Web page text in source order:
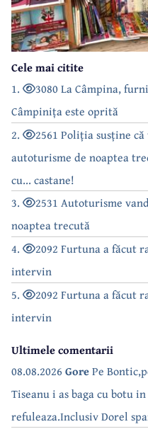
Cele mai citite
1.
3080 La Câmpina,
Câmpinița este oprită
2.
2561 Poliția susține
autoturisme de noaptea
cu... castane!
3.
2531 Autoturisme
noaptea trecută
4.
2092 Furtuna a făcut
intervin
5.
2092 Furtuna a făcut
intervin
Ultimele comentarii
08.08.2026 GorePe
Tiseanu i as baga cu botu
refuleaza.Inclusiv Dorel